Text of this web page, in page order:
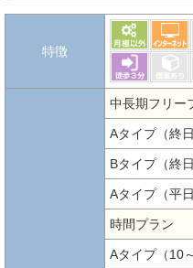
特徴
中長期フリー
Aタイプ（終
Bタイプ（終
Aタイプ（平
時間プラン
Aタイプ（10